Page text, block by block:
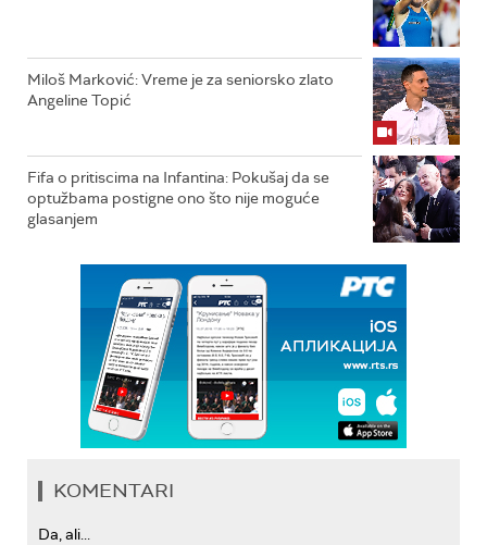
Miloš Marković: Vreme je za seniorsko zlato
Angeline Topić
Fifa o pritiscima na Infantina: Pokušaj da se
optužbama postigne ono što nije moguće
glasanjem
KOMENTARI
Da, ali...